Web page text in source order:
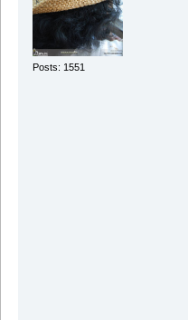
Posts: 1551